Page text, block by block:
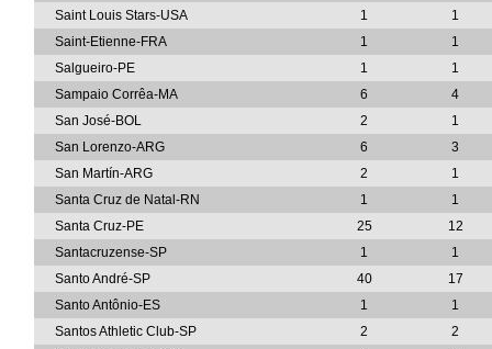
Saint Louis Stars-USA
1
1
Saint-Etienne-FRA
1
1
Salgueiro-PE
1
1
Sampaio Corrêa-MA
6
4
San José-BOL
2
1
San Lorenzo-ARG
6
3
San Martín-ARG
2
1
Santa Cruz de Natal-RN
1
1
Santa Cruz-PE
25
12
Santacruzense-SP
1
1
Santo André-SP
40
17
Santo Antônio-ES
1
1
Santos Athletic Club-SP
2
2